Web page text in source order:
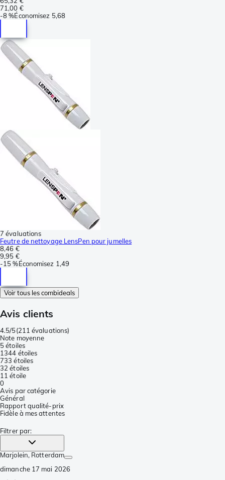
71,00 €
-8 %Économisez 5,68
7 évaluations
Feutre de nettoyage LensPen pour jumelles
8,46 €
9,95 €
-15 %Économisez 1,49
Voir tous les combideals
Avis clients
4.5/5(211 évaluations)
Note moyenne
5 étoiles
1344 étoiles
733 étoiles
32 étoiles
1 1 étoile
0
Avis par catégorie
Général
Rapport qualité-prix
Fidèle à mes attentes
Filtrer par:
Marjolein, Rotterdam
dimanche 17 mai 2026